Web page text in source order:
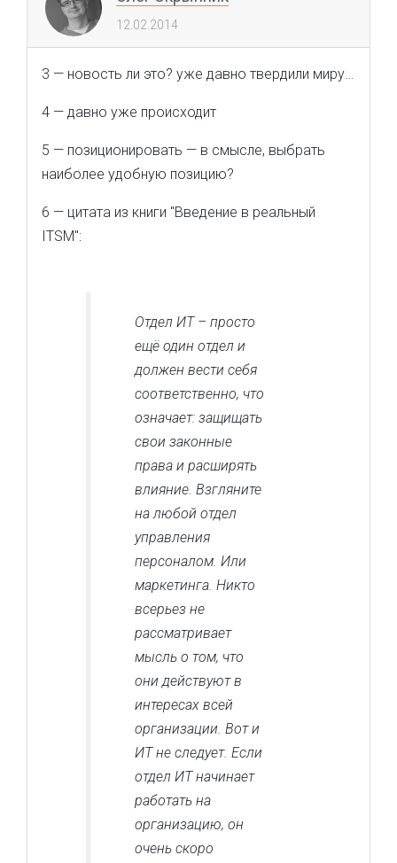
12.02.2014
3 — новость ли это? уже давно твердили миру…
4 — давно уже происходит
5 — позиционировать — в смысле, выбрать
наиболее удобную позицию?
6 — цитата из книги "Введение в реальный
ITSM":
Отдел ИТ – просто
ещё один отдел и
должен вести себя
соответственно, что
означает: защищать
свои законные
права и расширять
влияние. Взгляните
на любой отдел
управления
персоналом. Или
маркетинга. Никто
всерьез не
рассматривает
мысль о том, что
они действуют в
интересах всей
организации. Вот и
ИТ не следует. Если
отдел ИТ начинает
работать на
организацию, он
очень скоро